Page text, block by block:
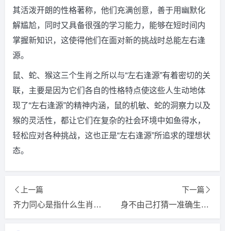
其活泼开朗的性格著称，他们充满创意，善于用幽默化
解尴尬，同时又具备很强的学习能力，能够在短时间内
掌握新知识，这使得他们在面对新的挑战时总能左右逢
源。
鼠、蛇、猴这三个生肖之所以与“左右逢源”有着密切的关
联，主要是因为它们各自的性格特点使这些人生动地体
现了“左右逢源”的精神内涵，鼠的机敏、蛇的洞察力以及
猴的灵活性，都让它们在复杂的社会环境中如鱼得水，
轻松应对各种挑战，这也正是“左右逢源”所追求的理想状
态。
上一篇
齐力同心是指什么生肖，猜一精选词语解释落实释义
下一篇
身不由己打猜一准确生肖，解释词语释义落实